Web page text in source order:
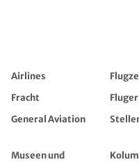
Airlines
Fracht
General Aviation
Museen und